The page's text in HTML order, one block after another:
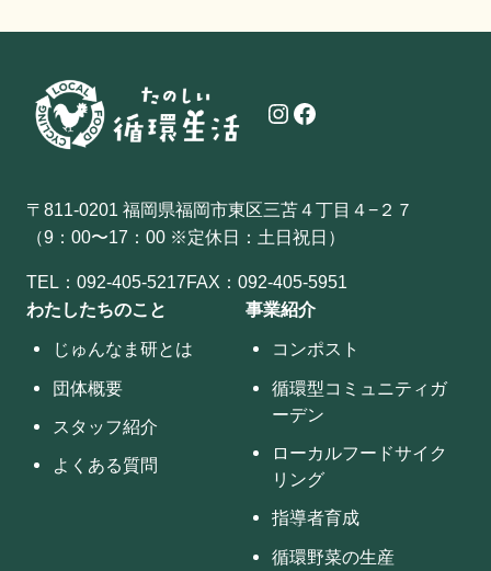
Instagram Facebook
〒811-0201 福岡県福岡市東区三苫４丁目４−２７
（9：00〜17：00 ※定休日：土日祝日）
TEL：092-405-5217FAX：092-405-5951
わたしたちのこと
じゅんなま研とは
団体概要
スタッフ紹介
よくある質問
事業紹介
コンポスト
循環型コミュニティガ
ーデン
ローカルフードサイク
リング
指導者育成
循環野菜の生産